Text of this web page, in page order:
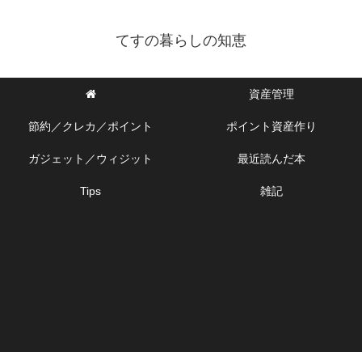
てすの暮らしの知恵
資産管理
節約／クレカ／ポイント ポイント資産作り
ガジェット／ウィジット 最近読んだ本
Tips 雑記